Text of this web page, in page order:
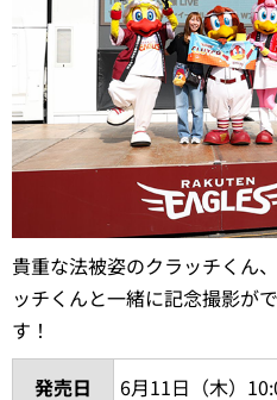
貴重な法被姿のクラッチくん
ッチくんと一緒に記念撮影が
す！
発売日
6月11日（木）